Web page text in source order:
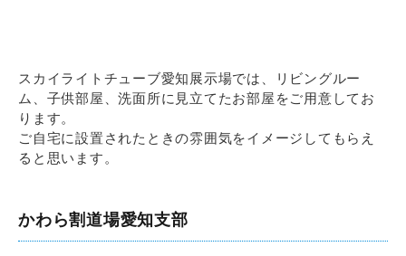
スカイライトチューブ愛知展示場では、リビングルー
ム、子供部屋、洗面所に見立てたお部屋をご用意してお
ります。
ご自宅に設置されたときの雰囲気をイメージしてもらえ
ると思います。
かわら割道場愛知支部